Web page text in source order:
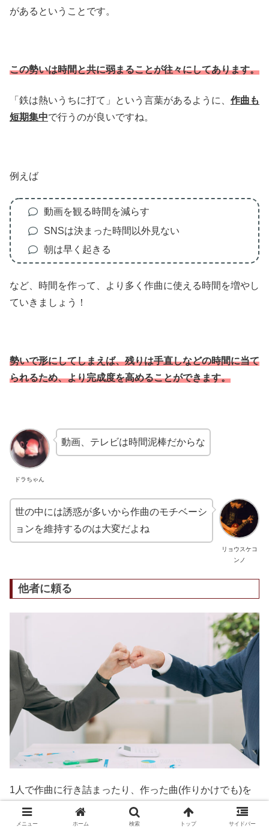
があるということです。
この勢いは時間と共に弱まることが往々にしてあります。
「鉄は熱いうちに打て」という言葉があるように、 作曲も
短期集中で行うのが良いですね。
例えば
動画を観る時間を減らす
SNSは決まった時間以外見ない
朝は早く起きる
など、時間を作って、より多く作曲に使える時間を増やし
ていきましょう！
勢いで形にしてしまえば、残りは手直しなどの時間に当て
られるため、より完成度を高めることができます。
ドラちゃん
動画、テレビは時間泥棒だからな
リョウスケコ
ンノ
世の中には誘惑が多いから作曲のモチベーシ
ョンを維持するのは大変だよね
他者に頼る
1人で作曲に行き詰まったり、作った曲(作りかけでも)を
客観的に評価したい場合、
知人・友人に意見を求めましょ
う！
メニュー ホーム 検索 トップ サイドバー